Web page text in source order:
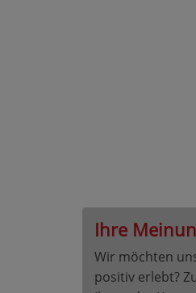
Ihre
Wir möchten
positiv erlebt?